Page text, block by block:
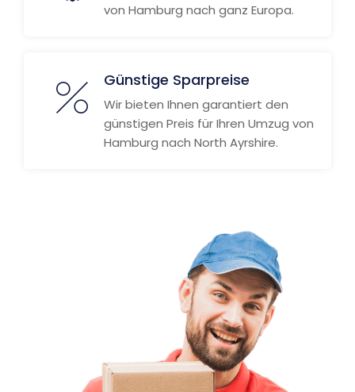
von Hamburg nach ganz Europa.
Günstige Sparpreise
Wir bieten Ihnen garantiert den
günstigen Preis für Ihren Umzug von
Hamburg nach North Ayrshire.